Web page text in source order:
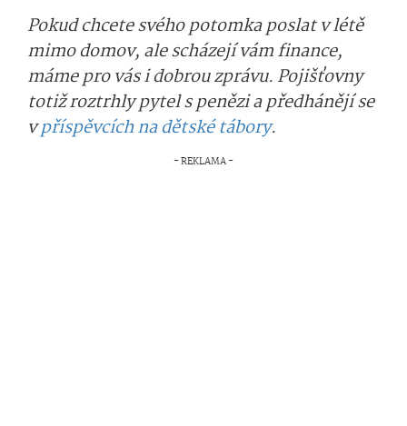
Pokud chcete svého potomka poslat v létě
mimo domov, ale scházejí vám finance,
máme pro vás i dobrou zprávu. Pojišťovny
totiž roztrhly pytel s penězi a předhánějí se
vpříspěvcích na dětské tábory.